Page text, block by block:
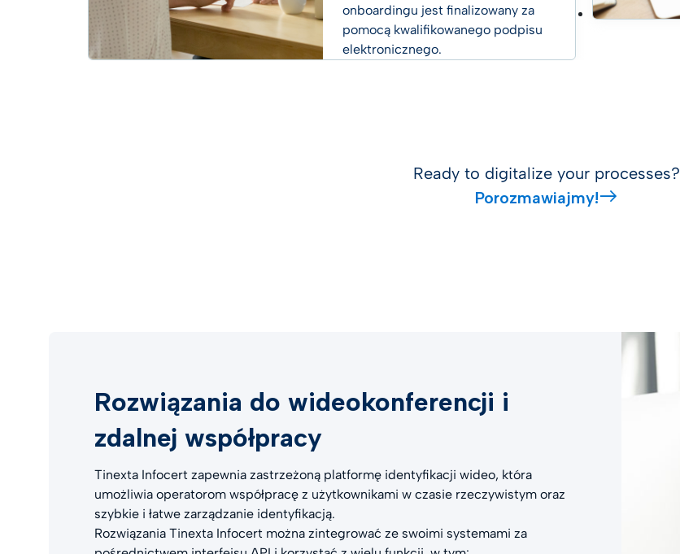
onboardingu jest finalizowany za
pomocą kwalifikowanego podpisu
elektronicznego.
Ready to digitalize your processes?
Porozmawiajmy!
Rozwiązania do wideokonferencji i
zdalnej współpracy
Tinexta Infocert zapewnia zastrzeżoną platformę identyfikacji wideo, która
umożliwia operatorom współpracę z użytkownikami w czasie rzeczywistym oraz
szybkie i łatwe zarządzanie identyfikacją.
Rozwiązania Tinexta Infocert można zintegrować ze swoimi systemami za